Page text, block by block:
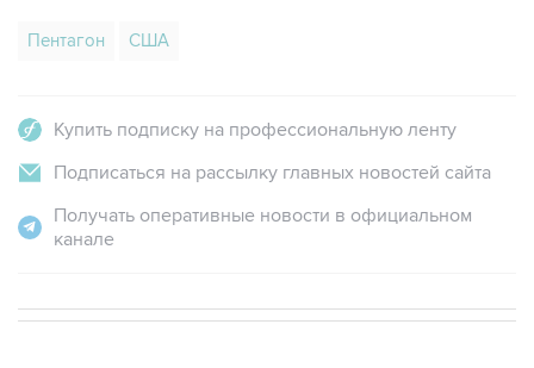
Пентагон США
Купить подписку на профессиональную ленту
Подписаться на рассылку главных новостей сайта
Получать оперативные новости в официальном
канале